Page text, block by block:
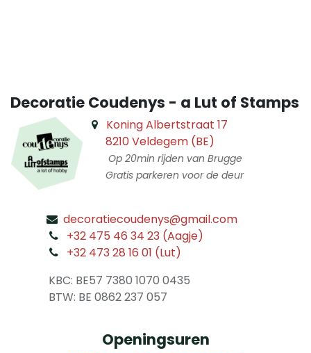
Decoratie Coudenys - a Lut of Stamps
Koning Albertstraat 17
8210 Veldegem (BE)
Op 20min rijden van Brugge
Gratis parkeren voor de deur
decoratiecoudenys@gmail.com
+32 475 46 34 23 (Aagje)
+32 473 28 16 01 (Lut)
KBC: BE57 7380 1070 0435
​ BTW: BE 0862 237 057
Openingsuren